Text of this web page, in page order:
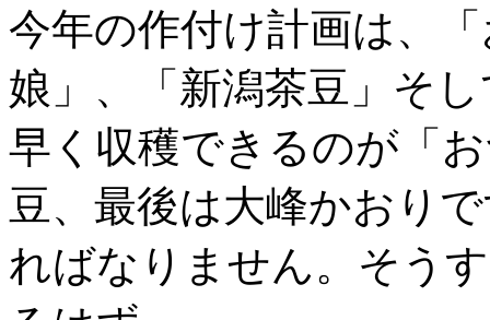
今年の作付け計画は、
娘」、「新潟茶豆」そ
早く収穫できるのが「
豆、最後は大峰かおり
ればなりません。そう